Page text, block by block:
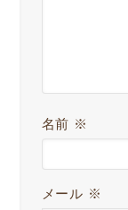
名前 ※
メール ※